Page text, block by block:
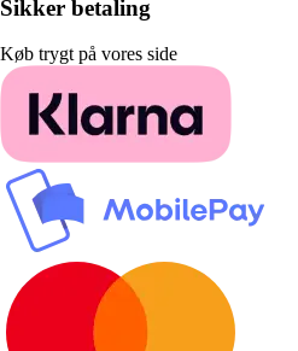
Sikker betaling
Køb trygt på vores side